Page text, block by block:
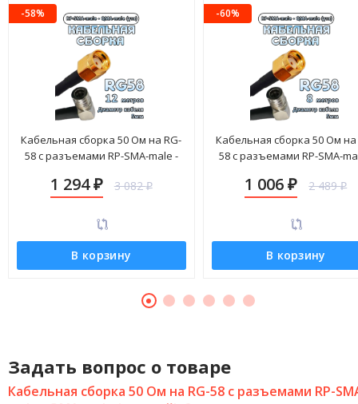
-58%
Кабельная сборка 50 Ом на RG-
58 с разъемами RP-SMA-male -
1 294 ₽ 3 082₽
В корзину
-60%
Кабельная сборка 50 Ом на
58 с разъемами RP-SMA-
1 006₽ 2 489₽
В корзину
Задать вопрос о товаре
Кабельная сборка 50 Ом на RG-58 с разъемами RP-